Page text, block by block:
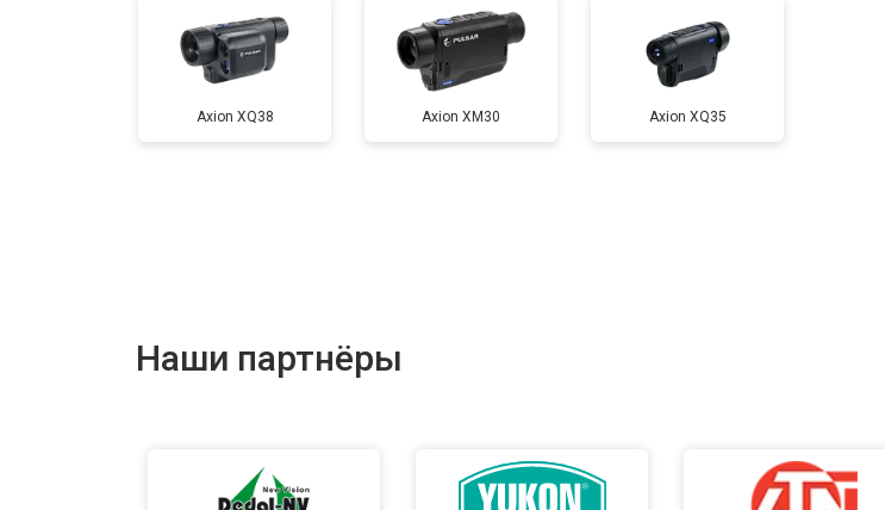
Axion XQ38 Axion XM30 Axion XQ35
Наши партнёры